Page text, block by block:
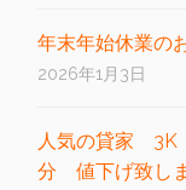
年末年始休業の
2026年1月3日
人気の貸家 3K
分 値下げ致し